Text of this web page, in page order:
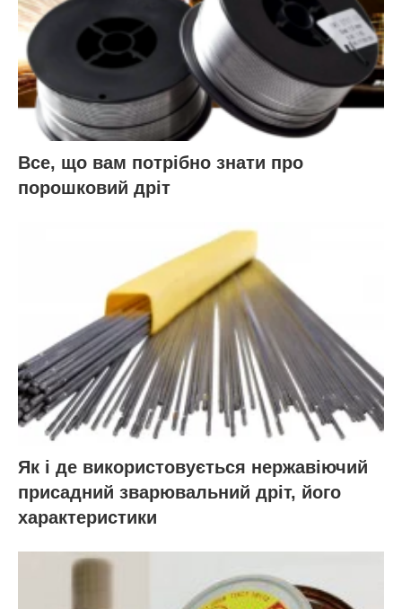
Все, що вам потрібно знати про
порошковий дріт
Як і де використовується нержавіючий
присадний зварювальний дріт, його
характеристики